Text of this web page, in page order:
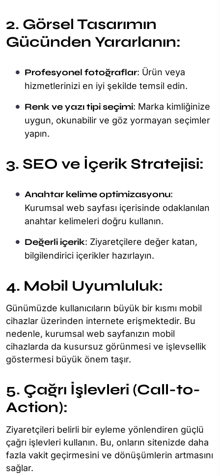
2. Görsel Tasarımın
Gücünden Yararlanın:
Profesyonel fotoğraflar: Ürün veya
hizmetlerinizi en iyi şekilde temsil edin.
Renk ve yazı tipi seçimi: Marka kimliğinize
uygun, okunabilir ve göz yormayan seçimler
yapın.
3. SEO ve İçerik Stratejisi:
Anahtar kelime optimizasyonu:
Kurumsal web sayfası içerisinde odaklanılan
anahtar kelimeleri doğru kullanın.
Değerli içerik: Ziyaretçilere değer katan,
bilgilendirici içerikler hazırlayın.
4. Mobil Uyumluluk:
Günümüzde kullanıcıların büyük bir kısmı mobil
cihazlar üzerinden internete erişmektedir. Bu
nedenle, kurumsal web sayfanızın mobil
cihazlarda da kusursuz görünmesi ve işlevsellik
göstermesi büyük önem taşır.
5. Çağrı İşlevleri (Call-to-
Action):
Ziyaretçileri belirli bir eyleme yönlendiren güçlü
çağrı işlevleri kullanın. Bu, onların sitenizde daha
fazla vakit geçirmesini ve dönüşümlerin artmasını
sağlar.